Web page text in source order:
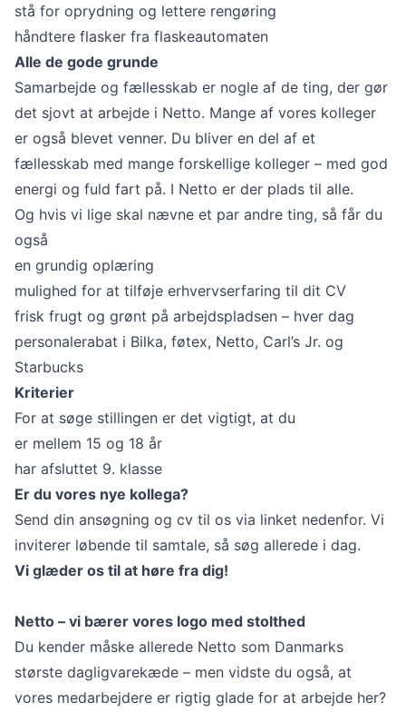
stå for oprydning og lettere rengøring
håndtere flasker fra flaskeautomaten
Alle de gode grunde
Samarbejde og fællesskab er nogle af de ting, der gør
det sjovt at arbejde i Netto. Mange af vores kolleger
er også blevet venner. Du bliver en del af et
fællesskab med mange forskellige kolleger – med god
energi og fuld fart på. I Netto er der plads til alle.
Og hvis vi lige skal nævne et par andre ting, så får du
også
en grundig oplæring
mulighed for at tilføje erhvervserfaring til dit CV
frisk frugt og grønt på arbejdspladsen – hver dag
personalerabat i Bilka, føtex, Netto, Carl’s Jr. og
Starbucks
Kriterier
For at søge stillingen er det vigtigt, at du
er mellem 15 og 18 år
har afsluttet 9. klasse
Er du vores nye kollega?
Send din ansøgning og cv til os via linket nedenfor. Vi
inviterer løbende til samtale, så søg allerede i dag.
Vi glæder os til at høre fra dig!
Netto – vi bærer vores logo med stolthed
Du kender måske allerede Netto som Danmarks
største dagligvarekæde – men vidste du også, at
vores medarbejdere er rigtig glade for at arbejde her?